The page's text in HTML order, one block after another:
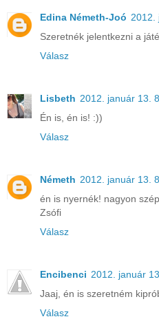
Edina Németh-Joó 2012.
Szeretnék jelentkezni a
Válasz
Lisbeth 2012. január 13.
Én is, én is! :))
Válasz
Németh 2012. január 13.
én is nyernék! nagyon
Zsófi
Válasz
Encibenci 2012. január
Jaaj, én is szeretném
Válasz